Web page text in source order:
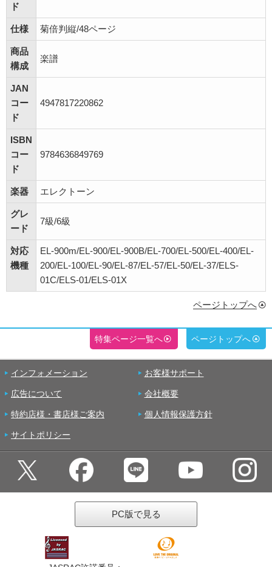
ド
仕様 菊倍判縦/48ページ
商品
構成
楽譜
JAN
コー
ド
4947817220862
ISBN
コー
ド
9784636849769
楽器 エレクトーン
グレ
ード
7級/6級
対応
機種
EL-900m/EL-900/EL-900B/EL-700/EL-500/EL-400/EL-
200/EL-100/EL-90/EL-87/EL-57/EL-50/EL-37/ELS-
01C/ELS-01/ELS-01X
ページトップへ
特集ページ一覧へ ページトップへ
インフォメーション お客様サポート
広告について 会社概要
特約店様・書店様ご案内 個人情報保護方針
サイトポリシー
PC版で見る